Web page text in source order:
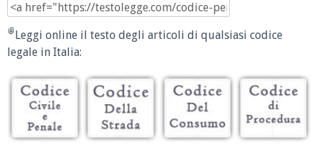
Leggi online il testo degli articoli di qualsiasi codice
legale in Italia: